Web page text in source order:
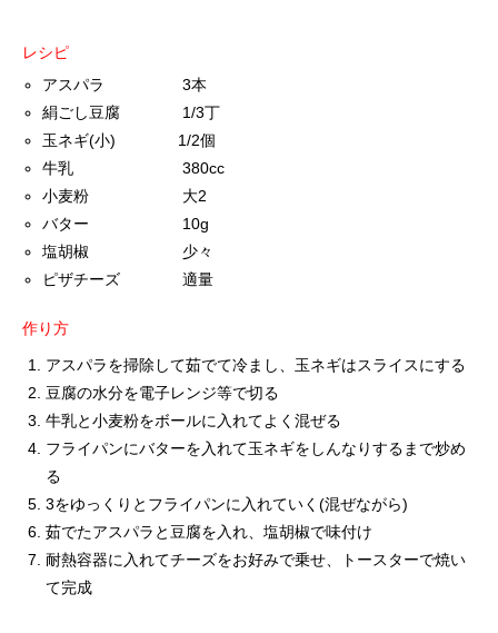
レシピ
アスパラ 3本
絹ごし豆腐 1/3丁
玉ネギ(小) 1/2個
牛乳 380cc
小麦粉 大2
バター 10g
塩胡椒 少々
ピザチーズ 適量
作り方
アスパラを掃除して茹でて冷まし、玉ネギはスライスにする
豆腐の水分を電子レンジ等で切る
牛乳と小麦粉をボールに入れてよく混ぜる
フライパンにバターを入れて玉ネギをしんなりするまで炒め
る
3をゆっくりとフライパンに入れていく(混ぜながら)
茹でたアスパラと豆腐を入れ、塩胡椒で味付け
耐熱容器に入れてチーズをお好みで乗せ、トースターで焼い
て完成